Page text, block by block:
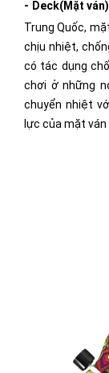
- Deck(Mặt
Trung Quốc,
chịu nhiệt,
có tác dụng
chơi ở những
chuyển nhiệt
lực của mặt ván